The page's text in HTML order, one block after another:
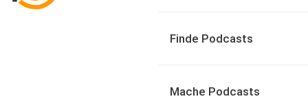
Finde Podcasts
Mache Podcasts